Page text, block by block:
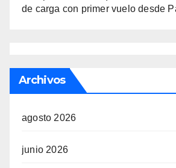
de carga con primer vuelo desde
Archivos
agosto 2026
junio 2026